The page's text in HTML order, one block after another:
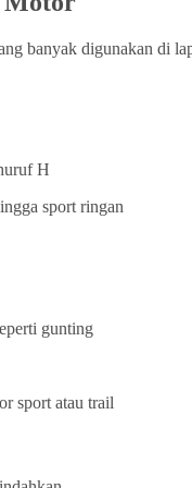
banyak digunakan di
H
sport ringan
gunting
sport atau trail